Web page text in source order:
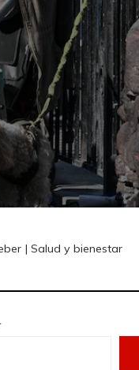
| Salud y bienestar